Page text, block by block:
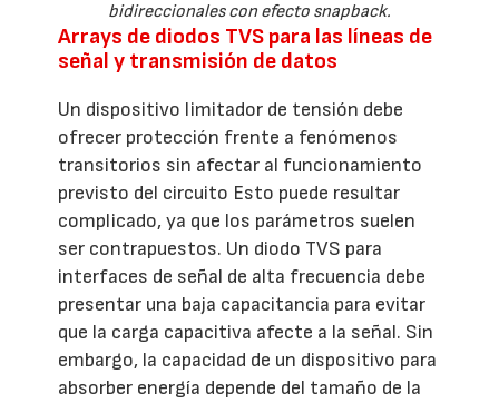
bidireccionales con efecto snapback.
Arrays de diodos TVS para las líneas de
señal y transmisión de datos
Un dispositivo limitador de tensión debe
ofrecer protección frente a fenómenos
transitorios sin afectar al funcionamiento
previsto del circuito Esto puede resultar
complicado, ya que los parámetros suelen
ser contrapuestos. Un diodo TVS para
interfaces de señal de alta frecuencia debe
presentar una baja capacitancia para evitar
que la carga capacitiva afecte a la señal. Sin
embargo, la capacidad de un dispositivo para
absorber energía depende del tamaño de la